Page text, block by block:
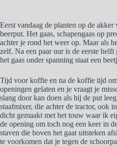
Eerst vandaag de planten op de
beerput. Het gaas, schapengaas op
achter je rond het weer op. Maar als
zelf. Na een paar uur is de eerste
het gaas onder spanning staat een
Tijd voor koffie en na de koffie tijd
openingen gelaten en je vraagt je
slang door kan doen als hij de put
staafmixer, die achter de tractor, ook
dicht gemaakt met het touw waar ik
de opening om toch nog een keer in
staven die boven het gaat uitsteken
te voorkomen dat je tegen de